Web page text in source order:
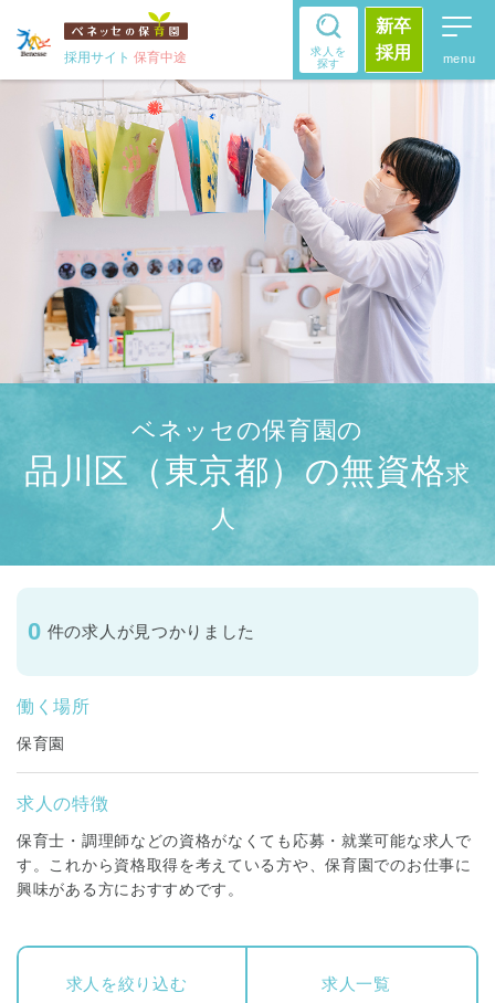
採用サイト 保育中途
求人を
探す
新卒
採用
ベネッセの保育園の
品川区（東京都）の無資格求
人
0 件の求人が見つかりました
働く場所
保育園
求人の特徴
保育士・調理師などの資格がなくても応募・就業可能な求人で
す。これから資格取得を考えている方や、保育園でのお仕事に
興味がある方におすすめです。
求人を絞り込む 求人一覧